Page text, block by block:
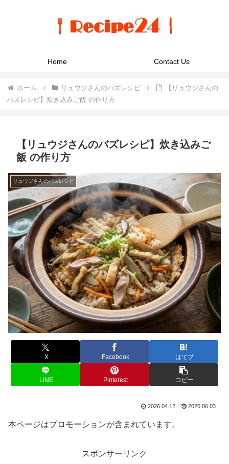
Home Contact Us
ホーム リュウジさんのバズレシピ
【リュウジさんの
バズレシピ】炊き込みご飯 の作り方
【リュウジさんのバズレシピ】炊き込みご
飯 の作り方
リュウジさんのバズレシピ
X Facebook はてブ
LINE Pinterest コピー
2026.04.12 2026.06.03
本ページはプロモーションが含まれています。
スポンサーリンク